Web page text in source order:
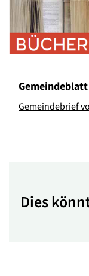
Gemeindeblatt
Gemeindebrief
Dies